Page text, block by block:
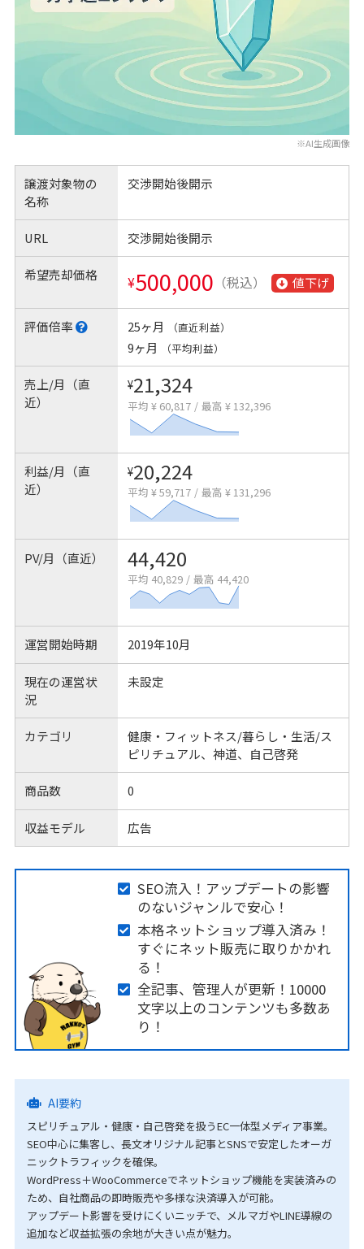
※AI生成画像
譲渡対象物の
名称
交渉開始後開示
URL 交渉開始後開示
希望売却価格 ¥500,000 （税込） 値下げ
評価倍率 25ヶ月 （直近利益）
9ヶ月 （平均利益）
売上/月（直
近）
¥21,324
平均 ¥ 60,817 / 最高 ¥ 132,396
利益/月（直
近）
¥20,224
平均 ¥ 59,717 / 最高 ¥ 131,296
PV/月（直近） 44,420
平均 40,829 / 最高 44,420
運営開始時期 2019年10月
現在の運営状
況
未設定
カテゴリ
健康・フィットネス/暮らし・生活/ス
ピリチュアル、神道、自己啓発
商品数 0
収益モデル 広告
SEO流入！アップデートの影響
のないジャンルで安心！
本格ネットショップ導入済み！
すぐにネット販売に取りかかれ
る！
全記事、管理人が更新！10000
文字以上のコンテンツも多数あ
り！
AI要約
スピリチュアル・健康・自己啓発を扱うEC一体型メディア事業。
SEO中心に集客し、長文オリジナル記事とSNSで安定したオーガ
ニックトラフィックを確保。
WordPress＋WooCommerceでネットショップ機能を実装済みの
ため、自社商品の即時販売や多様な決済導入が可能。
アップデート影響を受けにくいニッチで、メルマガやLINE導線の
追加など収益拡張の余地が大きい点が魅力。